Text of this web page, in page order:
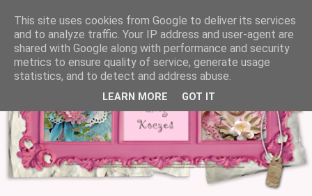
This site uses cookies from Google to deliver its services
and to analyze traffic. Your IP address and user-agent are
shared with Google along with performance and security
metrics to ensure quality of service, generate usage
statistics, and to detect and address abuse.
LEARN MORE GOT IT